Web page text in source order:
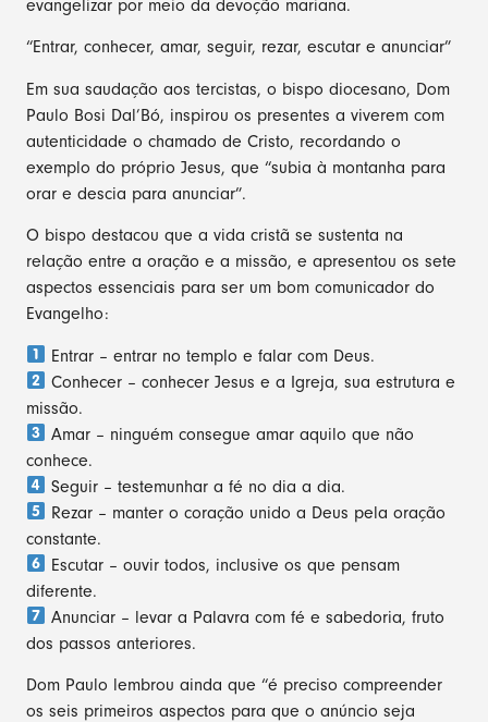
evangelizar por meio da devoção mariana.
“Entrar, conhecer, amar, seguir, rezar, escutar e anunciar”
Em sua saudação aos tercistas, o bispo diocesano, Dom
Paulo Bosi Dal’Bó, inspirou os presentes a viverem com
autenticidade o chamado de Cristo, recordando o
exemplo do próprio Jesus, que “subia à montanha para
orar e descia para anunciar”.
O bispo destacou que a vida cristã se sustenta na
relação entre a oração e a missão, e apresentou os sete
aspectos essenciais para ser um bom comunicador do
Evangelho:
Entrar – entrar no templo e falar com Deus.
Conhecer – conhecer Jesus e a Igreja, sua estrutura e
missão.
Amar – ninguém consegue amar aquilo que não
conhece.
Seguir – testemunhar a fé no dia a dia.
Rezar – manter o coração unido a Deus pela oração
constante.
Escutar – ouvir todos, inclusive os que pensam
diferente.
Anunciar – levar a Palavra com fé e sabedoria, fruto
dos passos anteriores.
Dom Paulo lembrou ainda que “é preciso compreender
os seis primeiros aspectos para que o anúncio seja